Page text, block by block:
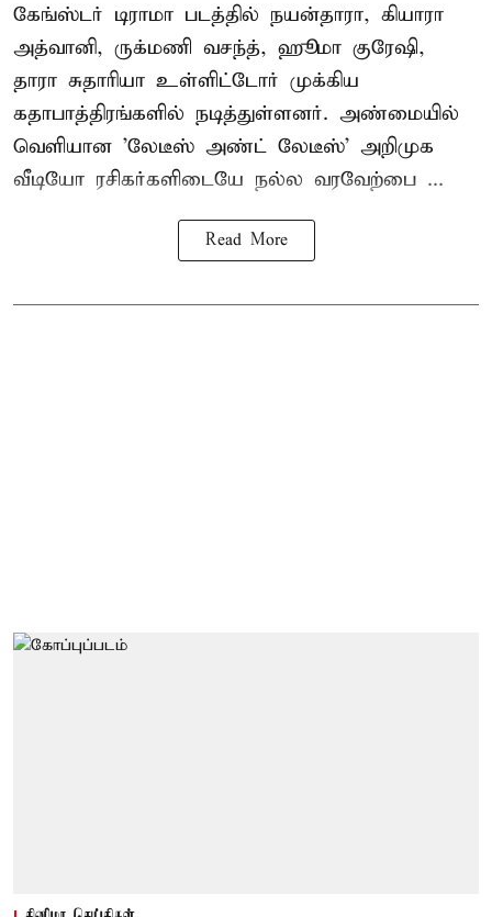
கேங்ஸ்டர் டிராமா படத்தில் நயன்தாரா, கியாரா
அத்வானி, ருக்மணி வசந்த், ஹூமா குரேஷி,
தாரா சுதாரியா உள்ளிட்டோர் முக்கிய
கதாபாத்திரங்களில் நடித்துள்ளனர். அண்மையில்
வெளியான 'லேடீஸ் அண்ட் லேடீஸ்' அறிமுக
வீடியோ ரசிகர்களிடையே நல்ல வரவேற்பை ...
Read More